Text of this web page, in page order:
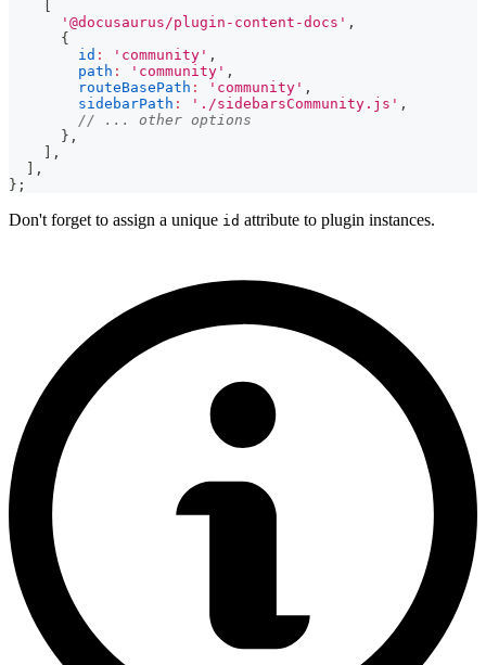
'@docusaurus/plugin-content-docs' ,
{
id : 'community' ,
path : 'community' ,
routeBasePath : 'community' ,
sidebarPath : './sidebarsCommunity.js' ,
// ... other options
} ,
,
,
} ;
Don't forget to assign a unique id attribute to plugin instances.